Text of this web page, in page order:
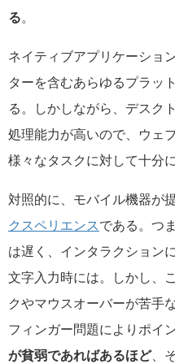
る。
ネイティブアプリケーショ
ターを含むあらゆるプラッ
る。しかしながら、デスク
処理能力が高いので、ウェ
様々なタスクに対して十分
対照的に、モバイル機器が
クスペリエンスである。つ
は遅く、インタラクション
文字入力時には。しかし、
クやマウスオーバーが苦手
フィンガー問題によりポイ
が貧弱であればあるほど、